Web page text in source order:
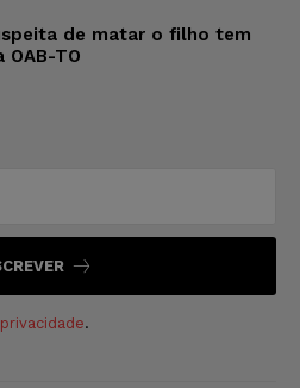
de matar o filho tem
OAB-TO
.